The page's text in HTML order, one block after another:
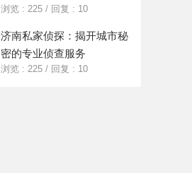
浏览 : 225 / 回复 : 10
济南私家侦探：揭开城市秘
密的专业侦查服务
浏览 : 225 / 回复 : 10